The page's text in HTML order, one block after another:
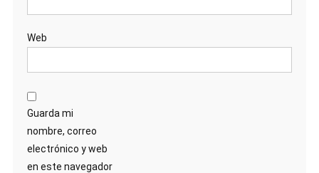
Web
Guarda mi
nombre, correo
electrónico y web
en este navegador